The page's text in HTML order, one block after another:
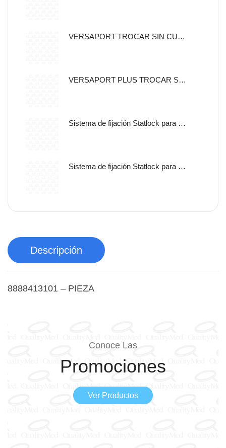
VERSAPORT TROCAR SIN CUCHILLA CON CANULA DE FIJACION 5MM
VERSAPORT PLUS TROCAR SIN CUCHILLA CON CANULA DE
Sistema de fijación Statlock para sonda nasogástrica y sondas de alimentación enteral, tamaño pediátrico, auto adherible.
Sistema de fijación Statlock para sonda nasogástrica y sondas de alimentación enteral, tamaño pediátrico, libre de latex.
Descripción
8888413101 – PIEZA
Conoce Las
Promociones
Ver Productos